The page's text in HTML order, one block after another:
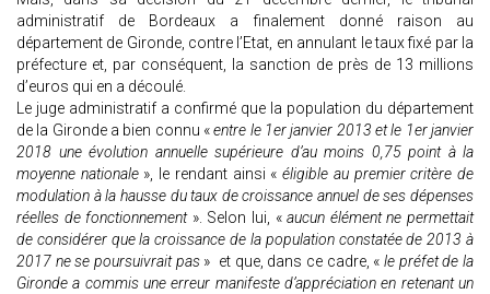
administratif de Bordeaux a finalement donné raison au
département de Gironde, contre l’Etat, en annulant le taux fixé par la
préfecture et, par conséquent, la sanction de près de 13 millions
d’euros qui en a découlé.
Le juge administratif a confirmé que la population du département
de la Gironde a bien connu «entre le 1er janvier 2013 et le 1er janvier
2018 une évolution annuelle supérieure d’au moins 0,75 point à la
moyenne nationale», le rendant ainsi «éligible au premier critère de
modulation à la hausse du taux de croissance annuel de ses dépenses
réelles de fonctionnement». Selon lui, «aucun élément ne permettait
de considérer que la croissance de la population constatée de 2013 à
2017 ne se poursuivrait pas » et que, dans ce cadre, « le préfet de la
Gironde a commis une erreur manifeste d’appréciation en retenant un